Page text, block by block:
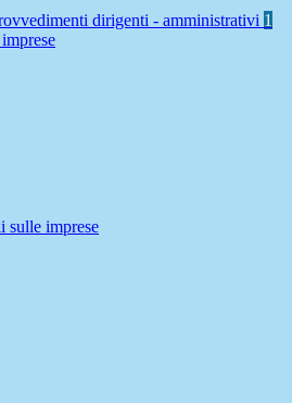
dirigenti - amministrativi 1
sulle imprese